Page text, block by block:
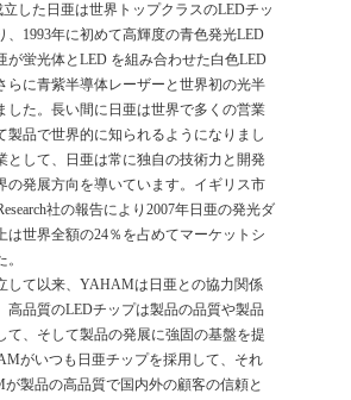
立した日亜は世界トップクラスのLEDチッ
、1993年に初めて高輝度の青色発光LED
が蛍光体とLED を組み合わせた白色LED
らに青紫半導体レーザーと世界初の光半
した。長い間に日亜は世界で多くの営業
製品で世界的に知られるようになりまし
として、日亜は常に独自の技術力と開発
の発展方向を導いています。イギリス市
社の報告により2007年日亜の発光ダ
は世界全額の24％を占めてマーケットシ
て以来、 YAHAMは日亜との協力関係
高品質のLEDチップは製品の品質や製品
て、そして製品の発展に強固の基盤を提
がいつも日亜チップを採用して、それ
製品の高品質で国内外の顧客の信頼と